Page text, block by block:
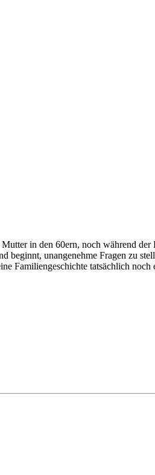
in den 60ern, noch während
unangenehme Fragen zu
Familiengeschichte tatsächlich noch